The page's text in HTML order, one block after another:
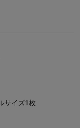
サイズ1枚